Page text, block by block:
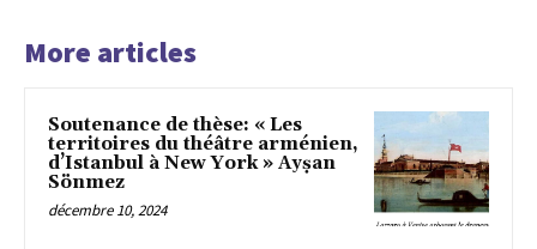
More articles
Soutenance de thèse: « Les
territoires du théâtre arménien,
d’Istanbul à New York » Ayṣan
Sönmez
décembre 10, 2024